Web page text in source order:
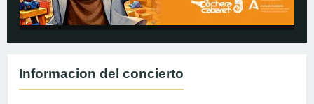
Informacion del concierto